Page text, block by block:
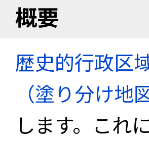
概要
歴史的行政区
（塗り分け地図
します。これ